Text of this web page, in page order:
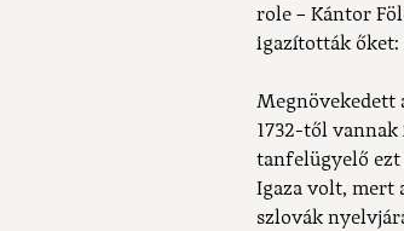
role – Kántor
igazították őket:
Megnövekedett
1732-től
tanfelügyelő ezt
Igaza volt, mert
szlovák